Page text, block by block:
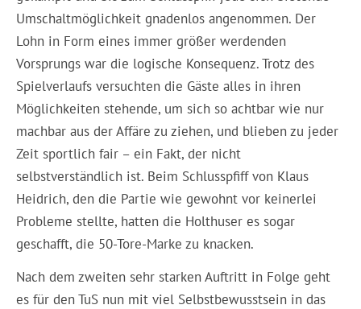
Umschaltmöglichkeit gnadenlos angenommen. Der
Lohn in Form eines immer größer werdenden
Vorsprungs war die logische Konsequenz. Trotz des
Spielverlaufs versuchten die Gäste alles in ihren
Möglichkeiten stehende, um sich so achtbar wie nur
machbar aus der Affäre zu ziehen, und blieben zu jeder
Zeit sportlich fair – ein Fakt, der nicht
selbstverständlich ist. Beim Schlusspfiff von Klaus
Heidrich, den die Partie wie gewohnt vor keinerlei
Probleme stellte, hatten die Holthuser es sogar
geschafft, die 50-Tore-Marke zu knacken.
Nach dem zweiten sehr starken Auftritt in Folge geht
es für den TuS nun mit viel Selbstbewusstsein in das